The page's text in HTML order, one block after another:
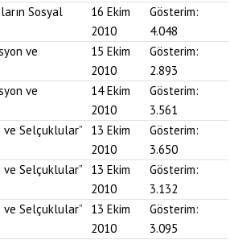
Sosyal
16 Ekim
2010
Gösterim:
4.048
ve
15 Ekim
2010
Gösterim:
2.893
ve
14 Ekim
2010
Gösterim:
3.561
ve Selçuklular”
13 Ekim
2010
Gösterim:
3.650
ve Selçuklular”
13 Ekim
2010
Gösterim:
3.132
ve Selçuklular”
13 Ekim
2010
Gösterim:
3.095